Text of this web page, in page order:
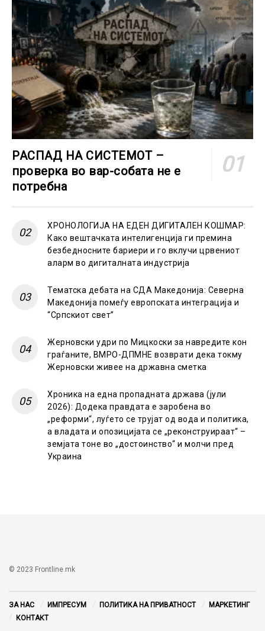
РАСПАД НА СИСТЕМОТ –
проверка во вар-собата не е
потребна
ХРОНОЛОГИЈА НА ЕДЕН ДИГИТАЛЕН КОШМАР:
Како вештачката интелигенција ги премина
безбедносните бариери и го вклучи црвениот
аларм во дигиталната индустрија
Тематска дебата на СДА Македонија: Северна
Македонија помеѓу европската интеграција и
“Српскиот свет”
Жерновски удри по Мицкоски за навредите кон
граѓаните, ВМРО-ДПМНЕ возврати дека токму
Жерновски живее на државна сметка
Хроника на една пропадната држава (јули
2026): Додека правдата е заробена во
„реформи“, луѓето се трујат од вода и политика,
а владата и опозицијата се „реконструираат“ –
земјата тоне во „достоинство“ и молчи пред
Украина
© 2023 Frontline.mk
ЗА НАС ИМПРЕСУМ ПОЛИТИКА НА ПРИВАТНОСТ
МАРКЕТИНГ
КОНТАКТ